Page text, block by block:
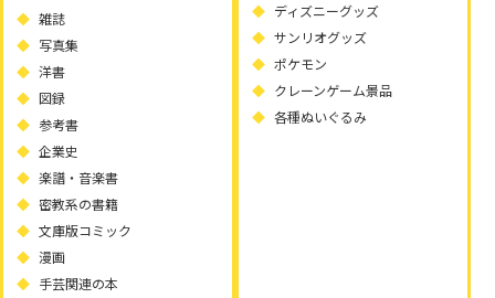
雑誌
写真集
洋書
図録
参考書
企業史
楽譜・音楽書
密教系の書籍
文庫版コミック
漫画
手芸関連の本
ディズニーグッズ
サンリオグッズ
ポケモン
クレーンゲーム景品
各種ぬいぐるみ